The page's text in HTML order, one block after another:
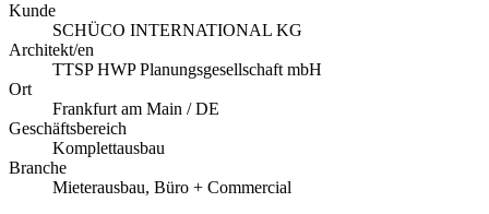
Kunde
SCHÜCO INTERNATIONAL KG
Architekt/en
TTSP HWP Planungsgesellschaft mbH
Ort
Frankfurt am Main / DE
Geschäftsbereich
Komplettausbau
Branche
Mieterausbau, Büro + Commercial